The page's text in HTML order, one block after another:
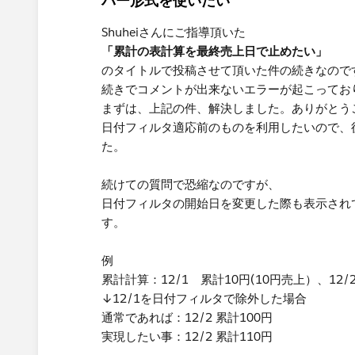
Shuheiさんにご指導頂いた
「累計の表計算を最終売上日で止めたい」
のタイトルで投稿させて頂いた件の続きなので
続きでコメントが出来ないエラーが起こって
まずは、上記の件、解決しました。ありがと
日付フィルタ適応前のものを利用したいので
た。
続けての質問で恐縮なのですが、
日付フィルタの開始日を変更した際も表示さ
す。
例
累計計算：12/1 累計10円(10円売上）、12/
↓12/1を日付フィルタで除外した場合
通常であれば：12/2 累計100円
実現したい事：12/2 累計110円